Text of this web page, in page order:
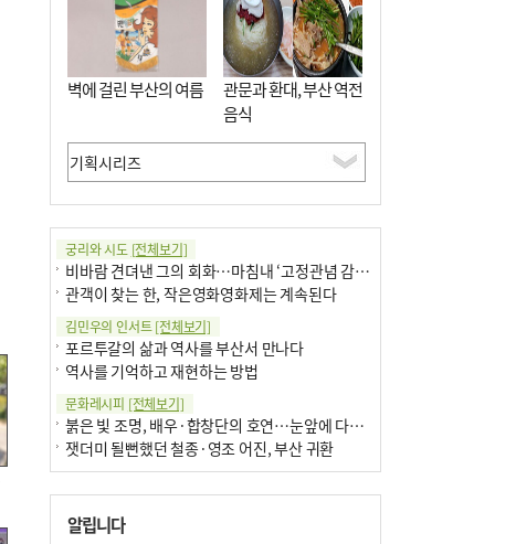
벽에 걸린 부산의 여름
관문과 환대, 부산 역전
음식
궁리와 시도 [전체보기]
비바람 견뎌낸 그의 회화…마침내 ‘고정관념 감옥’서 해방
관객이 찾는 한, 작은영화영화제는 계속된다
김민우의 인서트[전체보기]
포르투갈의 삶과 역사를 부산서 만나다
역사를 기억하고 재현하는 방법
문화레시피 [전체보기]
붉은 빛 조명, 배우·합창단의 호연…눈앞에 다가온 부산오페라하우스
잿더미 될뻔했던 철종·영조 어진, 부산 귀환
현실의 고통, 은유의 詩로 담다 外
달구비·여우비…다양한 비 이름 外
알립니다